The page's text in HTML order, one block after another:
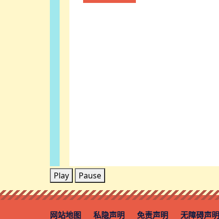
Play Pause
网站地图 私隐声明 免责声明 无障碍声明